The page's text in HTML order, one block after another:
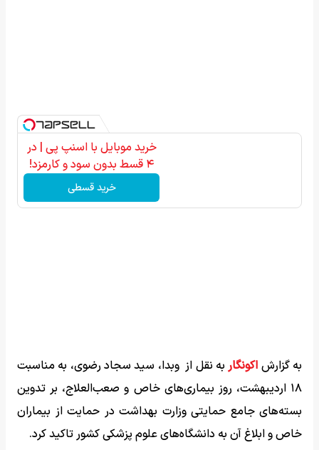
خرید موبایل با اسنپ پی | در
۴ قسط بدون سود و کارمزد!
خرید قسطی
به گزارش اکونگاربه نقل از وبدا، سید سجاد رضوی، به مناسبت
۱۸ اردیبهشت، روز بیماری‌های خاص و صعب‌العلاج، بر تدوین
بسته‌های جامع حمایتی وزارت بهداشت در حمایت از بیماران
خاص و ابلاغ آن به دانشگاه‌های علوم پزشکی کشور تاکید کرد.